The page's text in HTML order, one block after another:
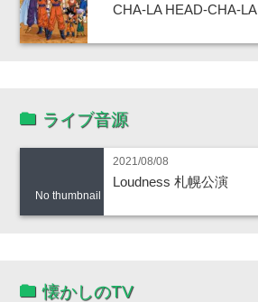
CHA-LA HEAD-CHA-LA
ライブ音源
No thumbnail
2021/08/08
Loudness 札幌公演
懐かしのTV